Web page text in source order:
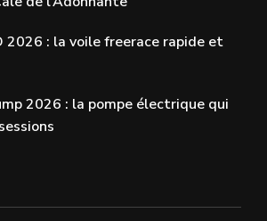
2026 : la voile freerace rapide et
2026 : la pompe électrique qui